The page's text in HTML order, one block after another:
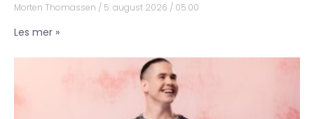
Morten Thomassen 5. august 2026 05:00
Les mer »